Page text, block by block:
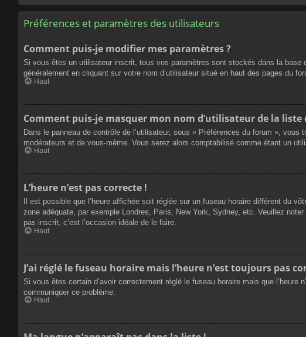
Préférences et paramètres des utilisateurs
Comment puis-je modifier mes paramètres ?
Si vous êtes un utilisateur inscrit, tous vos paramètres sont stockés dans la base
généralement en cliquant sur votre nom d’utilisateur situé en haut des pages du
Haut
Comment puis-je masquer mon nom d’utilisateur de la
Dans le panneau de contrôle de l’utilisateur, sous « Préférences du forum »,
modérateurs et de vous-même. Vous serez alors comptabilisé comme étant un
Haut
L’heure n’est pas correcte !
Il est possible que l’heure affichée soit réglée sur un fuseau horaire différent du
zone adéquate, par exemple Londres, Paris, New York, Sydney, etc. Veuillez
pas inscrit, c’est l’occasion idéale de le faire.
Haut
J’ai réglé le fuseau horaire mais l’heure n’est toujours pas
Si vous êtes certain d’avoir correctement réglé le fuseau horaire mais que
communiquer ce problème.
Haut